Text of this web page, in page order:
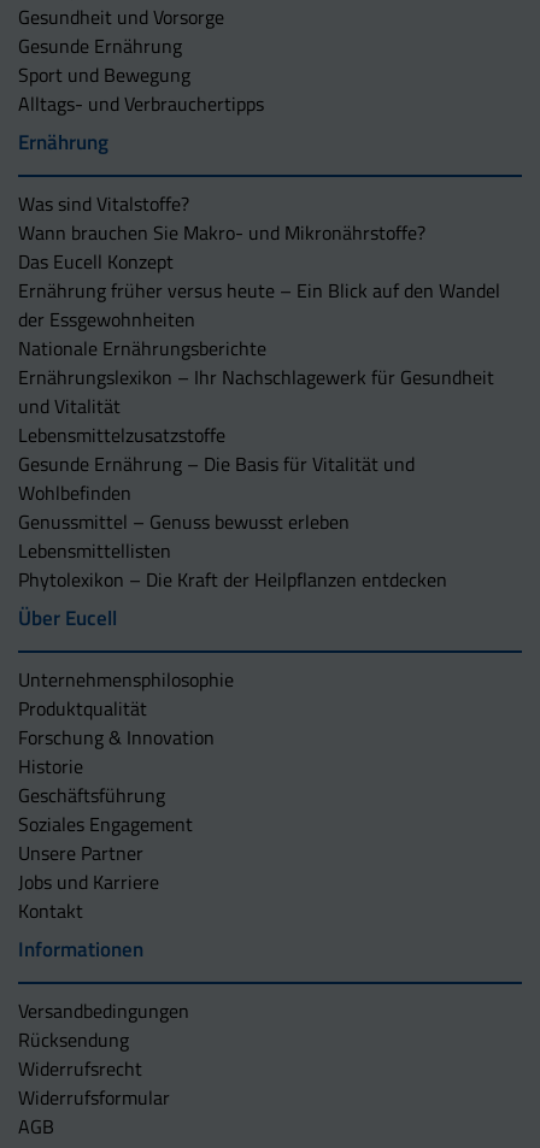
Gesundheit und Vorsorge
Gesunde Ernährung
Sport und Bewegung
Alltags- und Verbrauchertipps
Ernährung
Was sind Vitalstoffe?
Wann brauchen Sie Makro- und Mikronährstoffe?
Das Eucell Konzept
Ernährung früher versus heute – Ein Blick auf den Wandel
der Essgewohnheiten
Nationale Ernährungsberichte
Ernährungslexikon – Ihr Nachschlagewerk für Gesundheit
und Vitalität
Lebensmittelzusatzstoffe
Gesunde Ernährung – Die Basis für Vitalität und
Wohlbefinden
Genussmittel – Genuss bewusst erleben
Lebensmittellisten
Phytolexikon – Die Kraft der Heilpflanzen entdecken
Über Eucell
Unternehmens­philosophie
Produktqualität
Forschung & Innovation
Historie
Geschäftsführung
Soziales Engagement
Unsere Partner
Jobs und Karriere
Kontakt
Informationen
Versandbedingungen
Rücksendung
Widerrufsrecht
Widerrufsformular
AGB